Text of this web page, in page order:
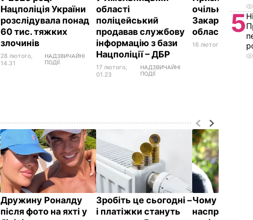
Нацполіція України
розслідувала понад
60 тис. тяжких
злочинів
28 лютого,
14.31
НАДЗВИЧАЙНІ
ПОДІЇ
області
поліцейський
продавав службову
інформацію з бази
Нацполіції – ДБР
17 лютого,
01.23
НАДЗВИЧАЙНІ
ПОДІЇ
очільника
області
16 лютого, 14.00
Дружину Роналду
після фото на яхті у
Зробіть це сьогодні –
і платіжки стануть
Чому Чарльз
насправді
5